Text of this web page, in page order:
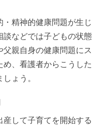
精神的健康問題が生じ
談などでは子どもの状態
親自身の健康問題にス
、看護者からこうした
ょう。
して子育てを開始する